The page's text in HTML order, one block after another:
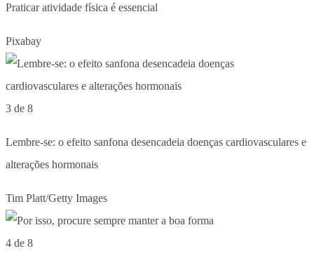
Praticar atividade física é essencial
Pixabay
3 de 8
Lembre-se: o efeito sanfona desencadeia doenças cardiovasculares e
alterações hormonais
Tim Platt/Getty Images
4 de 8